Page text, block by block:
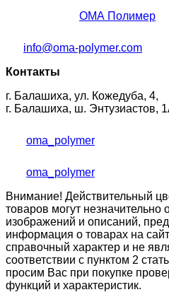
ОМА Полимер
info@oma-polymer.com
Контакты
г. Балашиха, ул. Кожедуба, 4,
г. Балашиха, ш. Энтузиастов,
oma_polymer
oma_polymer
Внимание! Действительный
товаров могут незначительно
изображений и описаний,
информация о товарах на
справочный характер и не
соответствии с пунктом 2
просим Вас при покупке
функций и характеристик.